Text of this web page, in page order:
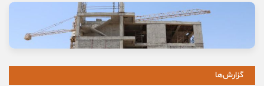
وعده خانه‌ای که برای خانواده‌ها گران تمام شد
11 مرداد, 1405
گزارش‌ها